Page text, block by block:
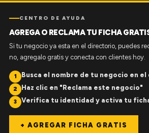
CENTRO DE AYUDA
AGREGA O RECLAMA TU FICHA
Si tu negocio ya esta en el directorio, puedes
no, agregalo gratis y conecta con clientes hoy.
1 Busca el nombre de tu negocio en
2 Haz clic en "Reclama este negocio"
3 Verifica tu identidad y activa tu
+ AGREGAR FICHA GRATIS